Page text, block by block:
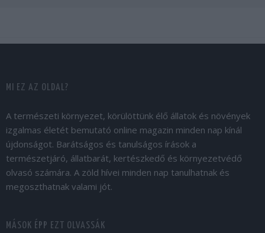
MI EZ AZ OLDAL?
A természeti környezet, körülöttünk élő állatok és növények
izgalmas életét bemutató online magazin minden nap kínál
újdonságot. Barátságos és tanulságos írások a
természetjáró, állatbarát, kertészkedő és környezetvédő
olvasó számára. A zöld hívei minden nap tanulhatnak és
megoszthatnak valami jót.
MÁSOK ÉPP EZT OLVASSÁK